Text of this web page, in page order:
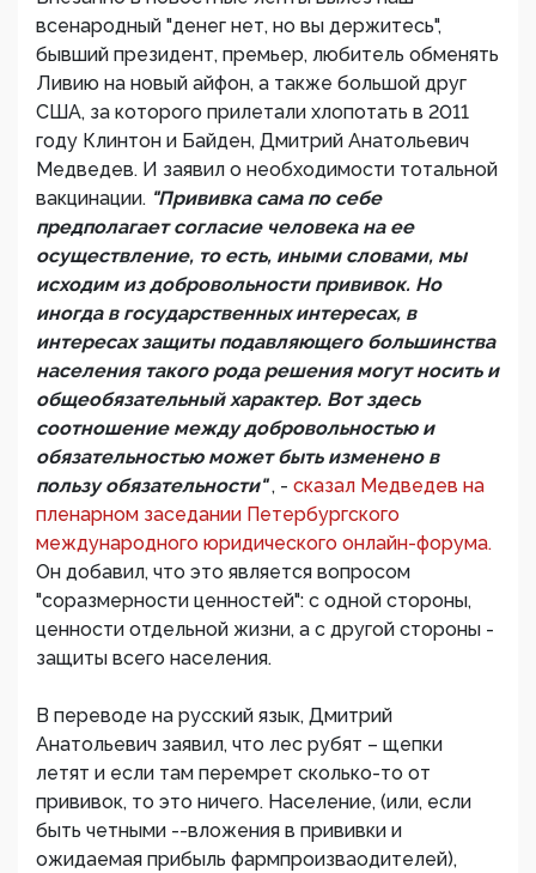
всенародный "денег нет, но вы держитесь",
бывший президент, премьер, любитель обменять
Ливию на новый айфон, а также большой друг
США, за которого прилетали хлопотать в 2011
году Клинтон и Байден, Дмитрий Анатольевич
Медведев. И заявил о необходимости тотальной
вакцинации. "Прививка сама по себе
предполагает согласие человека на ее
осуществление, то есть, иными словами, мы
исходим из добровольности прививок. Но
иногда в государственных интересах, в
интересах защиты подавляющего большинства
населения такого рода решения могут носить и
общеобязательный характер. Вот здесь
соотношение между добровольностью и
обязательностью может быть изменено в
пользу обязательности", - сказал Медведев на
пленарном заседании Петербургского
международного юридического онлайн-форума.
Он добавил, что это является вопросом
"соразмерности ценностей": с одной стороны,
ценности отдельной жизни, а с другой стороны -
защиты всего населения.
В переводе на русский язык, Дмитрий
Анатольевич заявил, что лес рубят – щепки
летят и если там перемрет сколько-то от
прививок, то это ничего. Население, (или, если
быть четными --вложения в прививки и
ожидаемая прибыль фармпроизваодителей),